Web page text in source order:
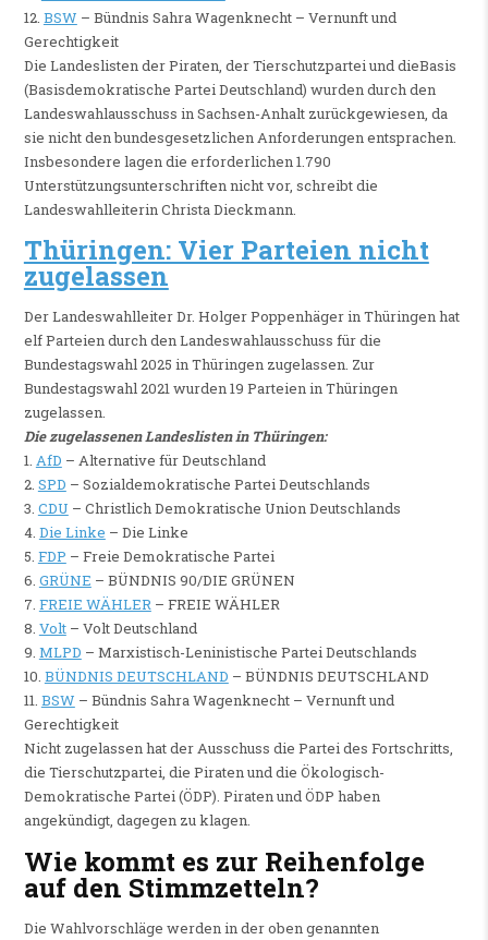
12. BSW – Bündnis Sahra Wagenknecht – Vernunft und
Gerechtigkeit
Die Landeslisten der Piraten, der Tierschutzpartei und dieBasis
(Basisdemokratische Partei Deutschland) wurden durch den
Landeswahlausschuss in Sachsen-Anhalt zurückgewiesen, da
sie nicht den bundesgesetzlichen Anforderungen entsprachen.
Insbesondere lagen die erforderlichen 1.790
Unterstützungsunterschriften nicht vor, schreibt die
Landeswahlleiterin Christa Dieckmann.
Thüringen: Vier Parteien nicht
zugelassen
Der Landeswahlleiter Dr. Holger Poppenhäger in Thüringen hat
elf Parteien durch den Landeswahlausschuss für die
Bundestagswahl 2025 in Thüringen zugelassen. Zur
Bundestagswahl 2021 wurden 19 Parteien in Thüringen
zugelassen.
Die zugelassenen Landeslisten in Thüringen:
1. AfD – Alternative für Deutschland
2. SPD – Sozialdemokratische Partei Deutschlands
3. CDU – Christlich Demokratische Union Deutschlands
4. Die Linke – Die Linke
5. FDP – Freie Demokratische Partei
6. GRÜNE – BÜNDNIS 90/DIE GRÜNEN
7. FREIE WÄHLER– FREIE WÄHLER
8. Volt– Volt Deutschland
9. MLPD – Marxistisch-Leninistische Partei Deutschlands
10. BÜNDNIS DEUTSCHLAND – BÜNDNIS DEUTSCHLAND
11. BSW – Bündnis Sahra Wagenknecht – Vernunft und
Gerechtigkeit
Nicht zugelassen hat der Ausschuss die Partei des Fortschritts,
die Tierschutzpartei, die Piraten und die Ökologisch-
Demokratische Partei (ÖDP). Piraten und ÖDP haben
angekündigt, dagegen zu klagen.
Wie kommt es zur Reihenfolge
auf den Stimmzetteln?
Die Wahlvorschläge werden in der oben genannten